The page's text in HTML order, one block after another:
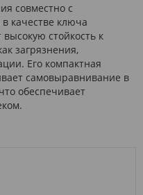
совместно с
качестве ключа
стойкость к
загрязнения,
Его компактная
самовыравнивание в
обеспечивает